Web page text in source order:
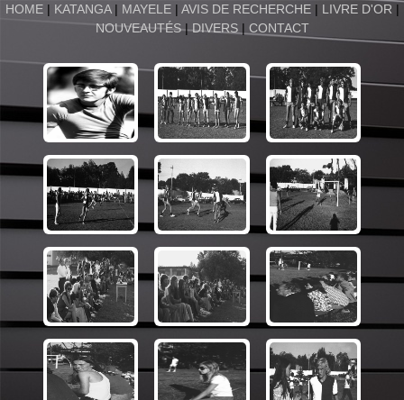
HOME | KATANGA| MAYELE| AVIS DE RECHERCHE| LIVRE D'OR |
NOUVEAUTÉS|DIVERS| CONTACT